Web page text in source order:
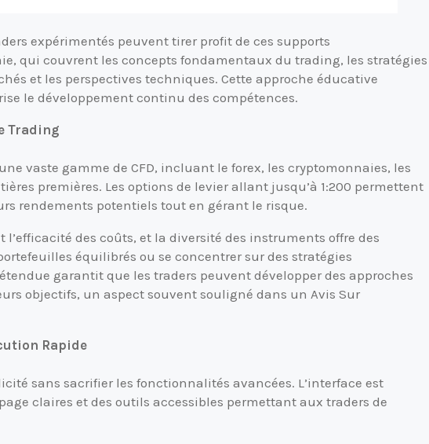
expérimentés peuvent tirer profit de ces supports
qui couvrent les concepts fondamentaux du trading, les stratégies
et les perspectives techniques. Cette approche éducative
le développement continu des compétences.
Trading
vaste gamme de CFD, incluant le forex, les cryptomonnaies, les
premières. Les options de levier allant jusqu’à 1:200 permettent
rendements potentiels tout en gérant le risque.
l’efficacité des coûts, et la diversité des instruments offre des
équilibrés ou se concentrer sur des stratégies
garantit que les traders peuvent développer des approches
objectifs, un aspect souvent souligné dans un Avis Sur
Rapide
sans sacrifier les fonctionnalités avancées. L’interface est
claires et des outils accessibles permettant aux traders de